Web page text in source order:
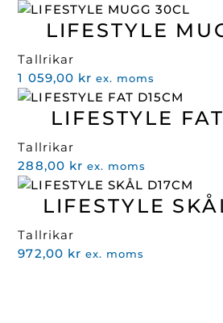
LIFESTYLE
Tallrikar
1 059,00 kr ex. moms
LIFESTYLE
Tallrikar
288,00 kr ex. moms
LIFESTYLE
Tallrikar
972,00 kr ex. moms